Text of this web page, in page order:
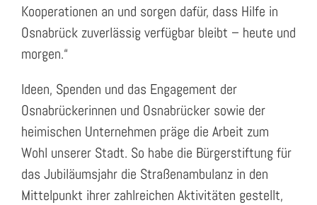
Kooperationen an und sorgen dafür, dass Hilfe in
Osnabrück zuverlässig verfügbar bleibt – heute und
morgen.“
Ideen, Spenden und das Engagement der
Osnabrückerinnen und Osnabrücker sowie der
heimischen Unternehmen präge die Arbeit zum
Wohl unserer Stadt. So habe die Bürgerstiftung für
das Jubiläumsjahr die Straßenambulanz in den
Mittelpunkt ihrer zahlreichen Aktivitäten gestellt,